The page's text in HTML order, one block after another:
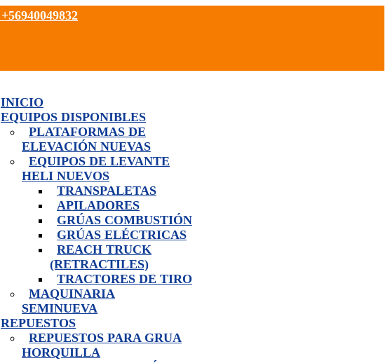
+56940049832
INICIO
EQUIPOS DISPONIBLES
PLATAFORMAS DE
ELEVACIÓN NUEVAS
EQUIPOS DE LEVANTE
HELI NUEVOS
TRANSPALETAS
APILADORES
GRÚAS COMBUSTIÓN
GRÚAS ELÉCTRICAS
REACH TRUCK
(RETRACTILES)
TRACTORES DE TIRO
MAQUINARIA
SEMINUEVA
REPUESTOS
REPUESTOS PARA GRUA
HORQUILLA